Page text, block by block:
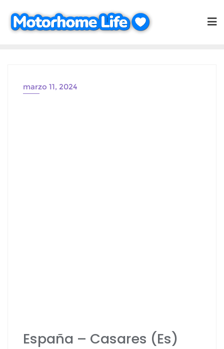
contenido
marzo 11, 2024
España – Casares (Es)